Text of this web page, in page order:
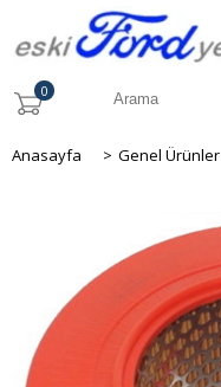
0
Anasayfa > Genel Ürünler